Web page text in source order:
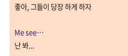
좋아,그들이 당장 하게 하자
Me see…
난 봐...